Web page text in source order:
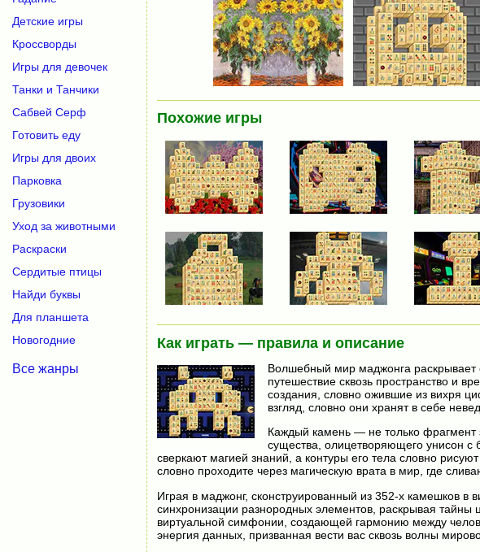
Похожие игры
Как играть — правила и описание
Волшебный мир маджонга раскрывает
путешествие сквозь пространство и
создания, словно ожившие из вихря
взгляд, словно они хранят в себе
Каждый камень — не только фрагмент
существа, олицетворяющего унисон с
сверкают магией знаний, а контуры его тела словно
словно проходите через магическую врата в мир, где
Играя в маджонг, сконструированный из 352-х камешков в
синхронизации разнородных элементов, раскрывая
виртуальной симфонии, создающей гармонию между
энергия данных, призванная вести вас сквозь волны
Детские игры
Кроссворды
Игры для девочек
Танки и Танчики
Сабвей Серф
Готовить еду
Игры для двоих
Парковка
Грузовики
Уход за животными
Раскраски
Сердитые птицы
Найди буквы
Для планшета
Новогодние
Все жанры